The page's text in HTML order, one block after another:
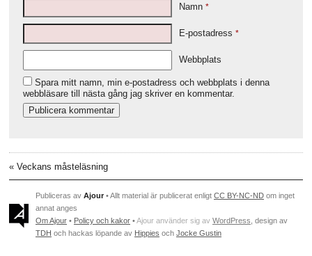
Namn *
E-postadress *
Webbplats
Spara mitt namn, min e-postadress och webbplats i denna
webbläsare till nästa gång jag skriver en kommentar.
« Veckans måsteläsning
Publiceras av Ajour • Allt material är publicerat enligt CC BY-NC-ND om inget
annat anges
Om Ajour • Policy och kakor •Ajour använder sig av WordPress , design av
TDH och hackas löpande av Hippies och Jocke Gustin